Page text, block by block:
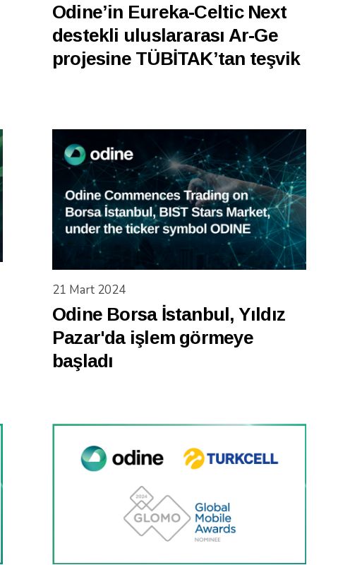
Odine’in Eureka-Celtic Next
destekli uluslararası Ar-Ge
projesine TÜBİTAK’tan teşvik
21 Mart 2024
Odine Borsa İstanbul, Yıldız
Pazar'da işlem görmeye
başladı